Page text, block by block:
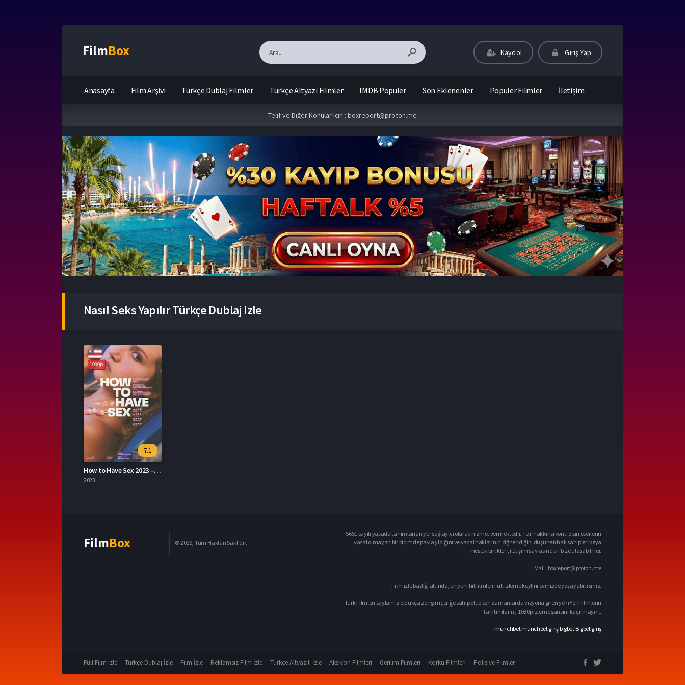
FilmBox Kaydol Giriş Yap
Anasayfa Film Arşivi Türkçe Dublaj Filmler Türkçe Altyazı Filmler IMDB Popüler Son Eklenenler Popüler Filmler İletişim
Telif ve Diğer Konular için : boxreport@proton.me
Nasıl Seks Yapılır Türkçe Dublaj Izle
1080p
7.1
How to Have Sex 2023 – Nasıl Seks Yapılır 1080p Turkce Altyazi izle
2023
FilmBox © 2026, Tüm Hakları Saklıdır.
5651 sayılı yasada tanımlanan yer sağlayıcı olarak hizmet vermektedir. Telif hakkına konu olan eserlerin
yasal olmayan bir biçimde paylaşıldığını ve yasal haklarının çiğnendiğini düşünen hak sahipleri veya
meslek birlikleri, iletişim sayfasından bize ulaşabilirler.
Mail : boxreport@proton.me
Film izle başlığı altında, en yeni hit filmleri Full izleme keyfini evinizde yaşayabilirsiniz.
Türk Filmleri sayfamız oldukça zengin içeriğe sahip olup son zamanlarda vizyona giren yeni Yerli filmlerin
tanıtımlarını, 1080p izleme şansını kaçırmayın..
munchbetmunchbet giriş bigbet Bigbet giriş
Full Film izle Türkçe Dublaj İzle Film İzle Reklamsız Film İzle Türkçe Altyazılı İzle Aksiyon Filmleri Gerilim Filmleri Korku Filmleri Polisiye Filmler